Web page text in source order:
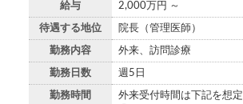
給与 2,000万円 ～
待遇する地位 院長（管理医師）
勤務内容 外来、訪問診療
勤務日数 週5日
勤務時間
外来受付時間は下記を想定